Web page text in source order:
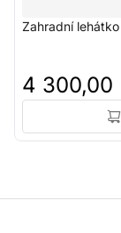
Zahradní
4 300,00